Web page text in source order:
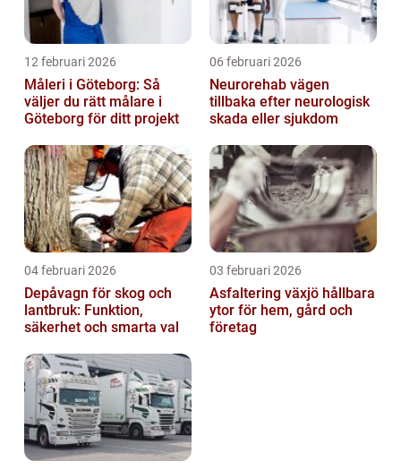
12 februari 2026
Måleri i Göteborg: Så
väljer du rätt målare i
Göteborg för ditt projekt
06 februari 2026
Neurorehab vägen
tillbaka efter neurologisk
skada eller sjukdom
04 februari 2026
Depåvagn för skog och
lantbruk: Funktion,
säkerhet och smarta val
03 februari 2026
Asfaltering växjö hållbara
ytor för hem, gård och
företag